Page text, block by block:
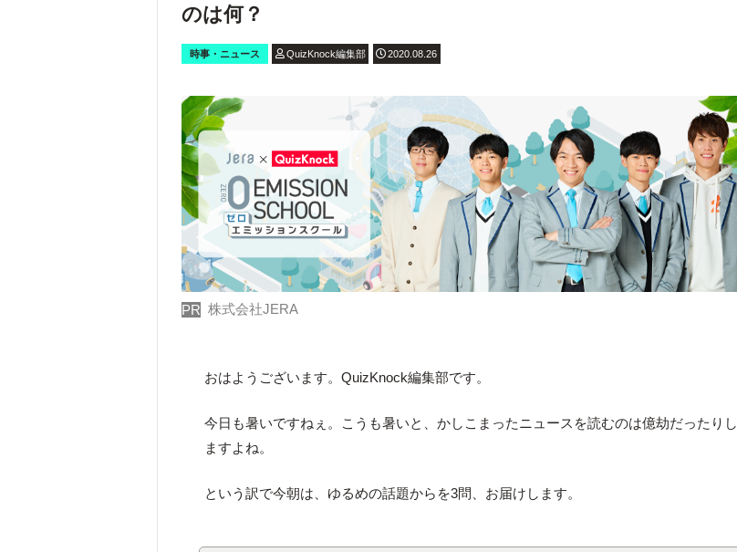
のは何？
時事・ニュース QuizKnock編集部 2020.08.26
PR 株式会社JERA
おはようございます。QuizKnock編集部です。
今日も暑いですねぇ。こうも暑いと、かしこまったニュースを読むのは億劫だったりし
ますよね。
という訳で今朝は、ゆるめの話題からを3問、お届けします。